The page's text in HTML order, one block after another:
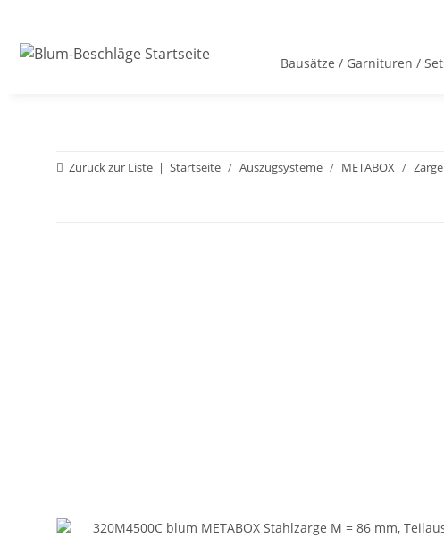
Bausätze / Garnituren /
Zurück zur Liste Startseite Auszugsysteme METABOX